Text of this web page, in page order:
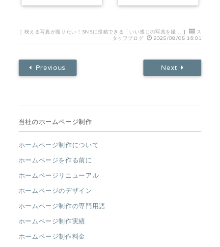
[ 映える写真が撮りたい！SNSに投稿できる「いい感じの写真を撮... ]
ス
タッフブログ
2025/08/05 16:01
Previous Next
当社のホームページ制作
ホームページ制作について
ホームページを作る前に
ホームページリニューアル
ホームページのデザイン
ホームページ制作の専門用語
ホームページ制作実績
ホームページ制作料金